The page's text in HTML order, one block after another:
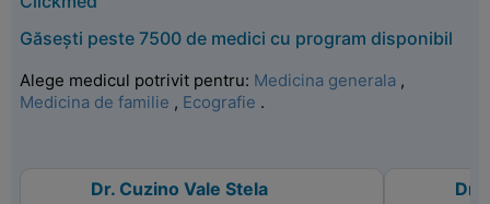
Găsești peste 7500 de medici cu program disponibil
Alege medicul potrivit pentru: Medicina generala ,
Medicina de familie , Ecografie .
Dr. Cuzino Vale Stela Dr.